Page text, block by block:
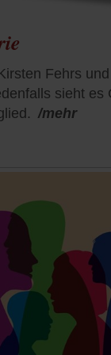
Fehrs und
sieht es
/mehr